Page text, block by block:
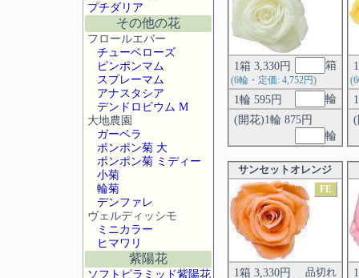
1箱 3,330円 箱
(6輪・定価: 4,752円)
1輪 595円
輪
(開花)1輪 875円
輪
(
サンセットオレンジ
FE
1箱 3,330円 品切れ
プチダリア
その他の花
フロールエバー
チューベローズ
ピンポンマム
スプレーマム
アナスタシア
デンドロビウム M
大地農園
ガーベラ
ポンポン菊 大
ポンポン菊 ミディー
小菊
輪菊
デンファレ
ヴェルディッシモ
ミニカラー
ヒマワリ
紫陽花
ソフトピラミッド紫陽花